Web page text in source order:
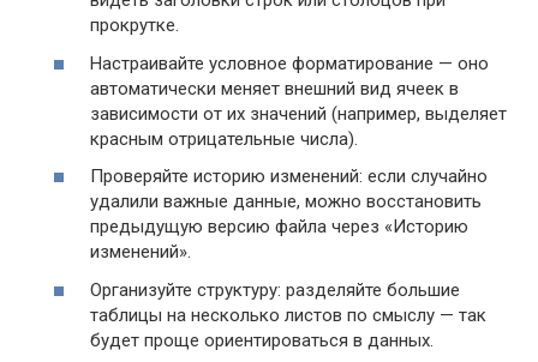
прокрутке.
Настраивайте условное форматирование — оно
автоматически меняет внешний вид ячеек в
зависимости от их значений (например, выделяет
красным отрицательные числа).
Проверяйте историю изменений: если случайно
удалили важные данные, можно восстановить
предыдущую версию файла через «Историю
изменений».
Организуйте структуру: разделяйте большие
таблицы на несколько листов по смыслу — так
будет проще ориентироваться в данных.